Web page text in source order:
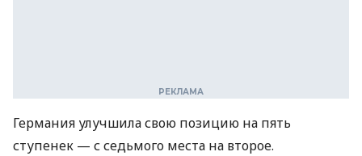
Германия улучшила свою позицию на пять
ступенек — с седьмого места на второе.